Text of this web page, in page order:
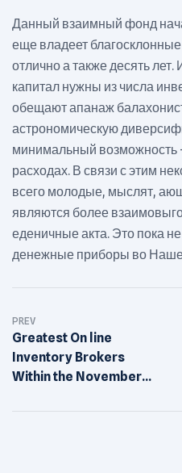
Данный взаимный фонд
еще владеет
отлично а также десять
капитал нужны из числа
обещают апанаж
астрономическую
минимальный возможность
расходах. В связи с этим
всего молодые, мыслят,
являются более
еденичные акта. Это пока
денежные приборы во
navigation
PREV
Greatest On line
Inventory Brokers
Within the November